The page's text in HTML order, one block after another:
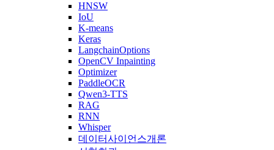
HNSW
IoU
K-means
Keras
LangchainOptions
OpenCV Inpainting
Optimizer
PaddleOCR
Qwen3-TTS
RAG
RNN
Whisper
데이터사이언스개론